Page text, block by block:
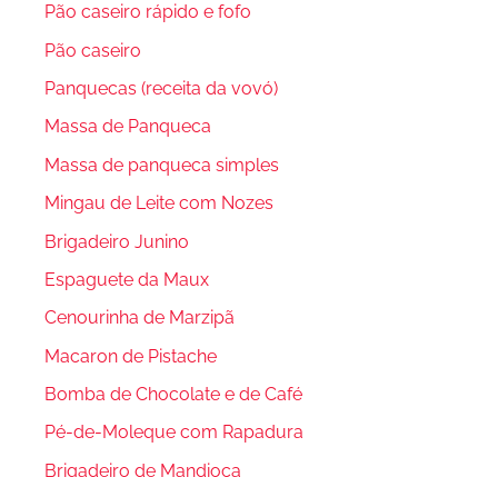
Pão caseiro rápido e fofo
Pão caseiro
Panquecas (receita da vovó)
Massa de Panqueca
Massa de panqueca simples
Mingau de Leite com Nozes
Brigadeiro Junino
Espaguete da Maux
Cenourinha de Marzipã
Macaron de Pistache
Bomba de Chocolate e de Café
Pé-de-Moleque com Rapadura
Brigadeiro de Mandioca